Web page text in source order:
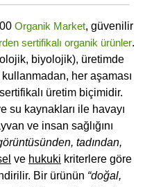
Organik Market, güvenilir
sertifikalı organik ürünler.
biyolojik), üretimde
her aşaması
üretim biçimidir.
su kaynakları ile havayı
ve insan sağlığını
tadından,
ve hukuki kriterlere göre
Bir ürünün “doğal,